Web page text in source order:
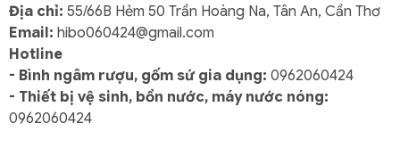
Địa chỉ: 55/66B Hẻm 50 Trần Hoàng Na, Tân An, Cần Thơ
Email: hibo060424@gmail.com
Hotline
- Bình ngâm rượu, gốm sứ gia dụng: 0962060424
- Thiết bị vệ sinh, bồn nước, máy nước nóng:
0962060424